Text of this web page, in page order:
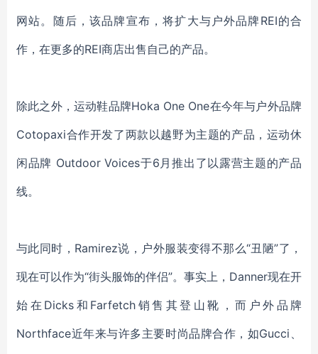
网站。 随后，该品牌宣布，将扩大与户外品牌REI的合
作，在更多的REI商店出售自己的产品。
除此之外， 运动鞋品牌Hoka One One在今年与户外品牌
Cotopaxi合作开发了两款以越野为主题的产品， 运动休
闲品牌 Outdoor Voices于6月推出了以露营主题的产品
线。
与此同时， Ramirez说，户外服装变得不那么“丑陋”了，
现在可以作为“街头服饰的伴侣”。事实上，Danner现在开
始 在 Dicks和Farfetch 销售其登山靴，而户外品牌
Northface近年来与许多主要时尚品牌合作， 如Gucci 、